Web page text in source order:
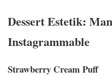
Dessert Estetik:
Instagrammable
Strawberry Cream Puff